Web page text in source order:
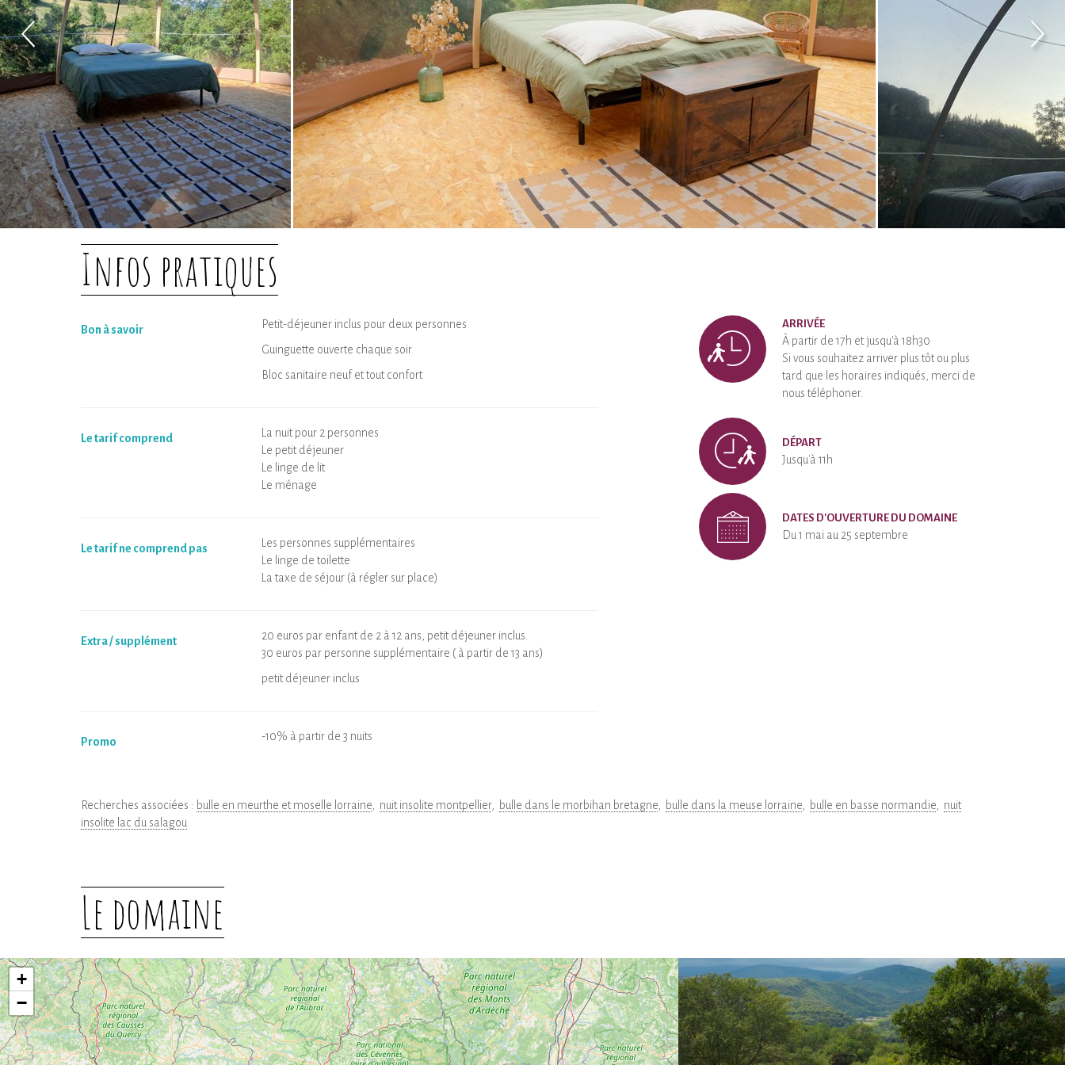
Infos pratiques
Bon à savoir
Petit-déjeuner inclus pour deux personnes
Guinguette ouverte chaque soir
Bloc sanitaire neuf et tout confort
Le tarif comprend
La nuit pour 2 personnes
Le petit déjeuner
Le linge de lit
Le ménage
Le tarif ne comprend pas
Les personnes supplémentaires
Le linge de toilette
La taxe de séjour (à régler sur place)
Extra / supplément
20 euros par enfant de 2 à 12 ans, petit déjeuner inclus.
30 euros par personne supplémentaire ( à partir de 13 ans)
petit déjeuner inclus
Promo -10% à partir de 3 nuits
ARRIVÉE
À partir de 17h et jusqu'à 18h30
Si vous souhaitez arriver plus tôt ou plus
tard que les horaires indiqués, merci de
nous téléphoner.
DÉPART
Jusqu'à 11h
DATES D'OUVERTURE DU DOMAINE
Du 1 mai au 25 septembre
Recherches associées : bulle en meurthe et moselle lorraine nuit insolite montpellier bulle dans le morbihan bretagne bulle dans la meuse lorraine bulle en basse normandie
nuit
insolite lac du salagou
Le domaine
+
−